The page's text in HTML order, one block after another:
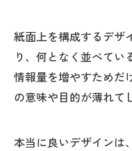
紙面上を構成するデザ
り、何となく並べてい
情報量を増やすためだ
の意味や目的が薄れて
本当に良いデザインは、